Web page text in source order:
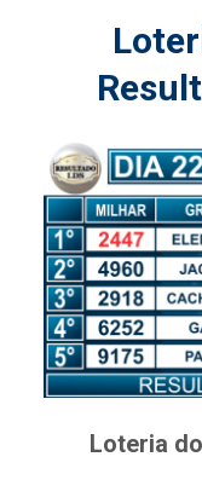
Loteria